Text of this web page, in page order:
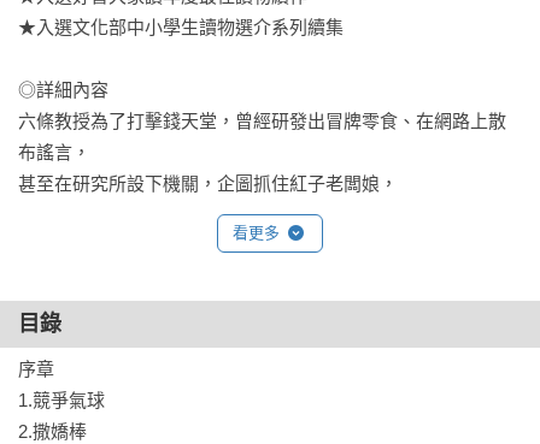
★入選文化部中小學生讀物選介系列續集
◎詳細內容
六條教授為了打擊錢天堂，曾經研發出冒牌零食、在網路上散
布謠言，
甚至在研究所設下機關，企圖抓住紅子老闆娘，
然而，這些計畫全都失敗了！
這一次，他找來更多幫手，並決定傾盡畢生心力，
具。
這款應用程式有什麼特殊功能？
其中又暗藏了什麼樣的陷阱，會對紅子老闆娘和錢天堂造成嚴
重的威脅？
看更多
目錄
序章
1.競爭氣球
2.撒嬌棒